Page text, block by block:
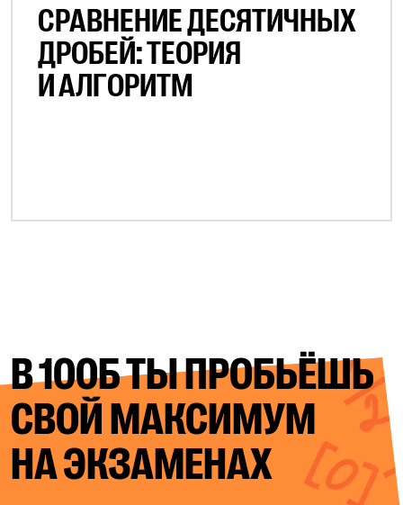
СРАВНЕНИЕ ДЕСЯТИЧНЫХ
ДРОБЕЙ: ТЕОРИЯ
И АЛГОРИТМ
В 100Б ТЫ ПРОБЬЁШЬ
СВОЙМАКСИМУМ
НА ЭКЗАМЕНАХ